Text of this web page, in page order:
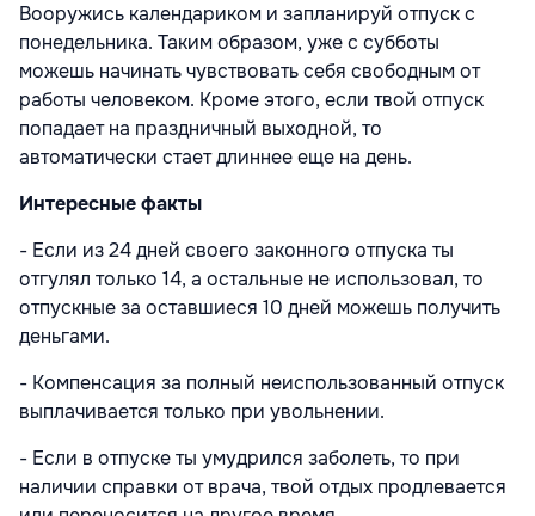
Вооружись календариком и запланируй отпуск с
понедельника. Таким образом, уже с субботы
можешь начинать чувствовать себя свободным от
работы человеком. Кроме этого, если твой отпуск
попадает на праздничный выходной, то
автоматически стает длиннее еще на день.
Интересные факты
- Если из 24 дней своего законного отпуска ты
отгулял только 14, а остальные не использовал, то
отпускные за оставшиеся 10 дней можешь получить
деньгами.
- Компенсация за полный неиспользованный отпуск
выплачивается только при увольнении.
- Если в отпуске ты умудрился заболеть, то при
наличии справки от врача, твой отдых продлевается